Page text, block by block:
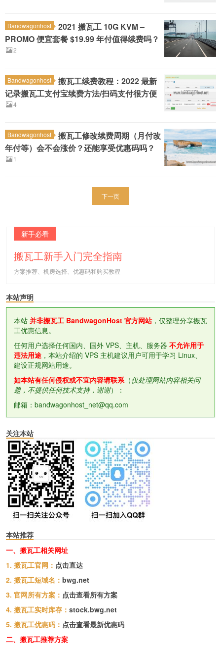
Bandwagonhost
2021 搬瓦工 10G KVM –
PROMO 便宜套餐 $19.99 年付值得续费吗？
2
Bandwagonhost
搬瓦工续费教程：2022 最新
记录搬瓦工支付宝续费方法/扫码支付很方便
4
Bandwagonhost
搬瓦工修改续费周期（月付改
年付等）会不会涨价？还能享受优惠码吗？
1
下一页
新手必看
搬瓦工新手入门完全指南
方案推荐、机房选择、优惠码和购买教程
本站声明
本站 并非搬瓦工 BandwagonHost 官方网站，仅整理分享搬瓦
工优惠信息。
任何用户选择任何国内、国外 VPS、主机、服务器 不允许用于
违法用途 ，本站介绍的 VPS 主机建议用户可用于学习 Linux、
建设正规网站用途。
如本站有任何侵权或不宜内容请联系 （仅处理网站内容相关问
题，不提供任何技术支持，谢谢）：
邮箱：bandwagonhost_net@qq.com
关注本站
本站推荐
一、搬瓦工相关网址
1. 搬瓦工官网： 点击直达
2. 搬瓦工短域名： bwg.net
3. 官网所有方案： 点击查看所有方案
4. 搬瓦工实时库存： stock.bwg.net
5. 搬瓦工优惠码： 点击查看最新优惠码
二、搬瓦工推荐方案